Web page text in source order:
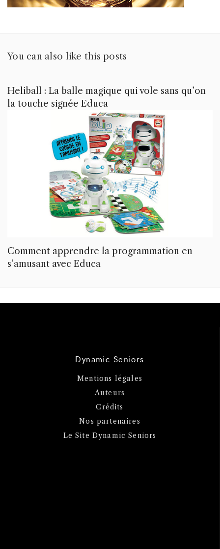
You can also like this posts
Heliball : La balle magique qui vole sans qu’on
la touche signée Educa
Comment apprendre la programmation en
s’amusant avec Educa
Dynamic Seniors
Mentions légales
Auteurs
Crédits
Nos partenaires
Le Site Dynamic Seniors